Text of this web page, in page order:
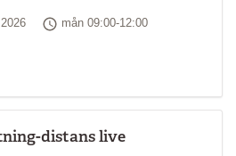
Tid
mån 09:00-12:00
distans live